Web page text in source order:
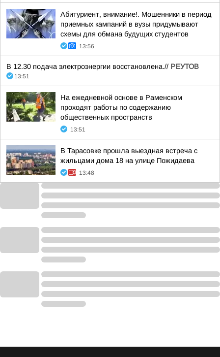
Абитуриент, внимание!. Мошенники в период
приемных кампаний в вузы придумывают
схемы для обмана будущих студентов
13:56
В 12.30 подача электроэнергии восстановлена.// РЕУТОВ
13:51
На ежедневной основе в Раменском
проходят работы по содержанию
общественных пространств
13:51
В Тарасовке прошла выездная встреча с
жильцами дома 18 на улице Пожидаева
13:48